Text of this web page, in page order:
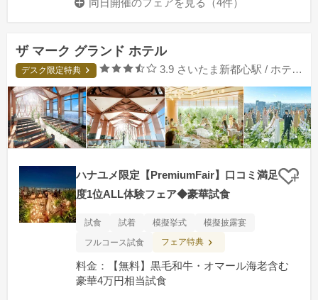
同日開催のフェアを 見る（4件）
ザ マーク グランド ホテル
デスク限定特典 口コミ評価
3.9 さいたま新都心駅 / ホテルウエディング
ハナユメ限定【PremiumFair】口コミ満足
度1位ALL体験フェア◆豪華試食
クリ
試食 試着 模擬挙式
模擬披露宴
フルコース試食
フェア特典
料金：【無料】黒毛和牛・オマール海老含む
豪華4万円相当試食